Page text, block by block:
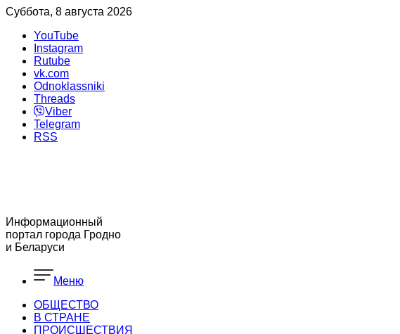
Суббота, 8 августа 2026
YouTube
Instagram
Rutube
vk.com
Odnoklassniki
Threads
Viber
Telegram
RSS
Информационный
портал города Гродно
и Беларуси
Меню
ОБЩЕСТВО
В СТРАНЕ
ПРОИСШЕСТВИЯ